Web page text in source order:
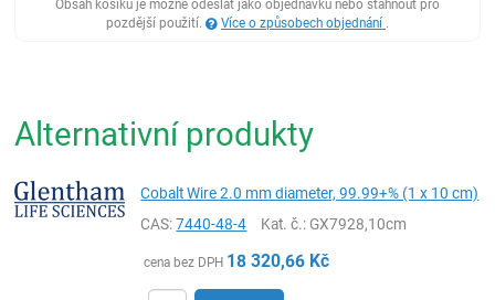
Obsah košíku je možné odeslat jako objednávku nebo stáhnout pro
pozdější použití.
Více o způsobech objednání .
Alternativní produkty
Cobalt Wire 2.0 mm diameter, 99.99+% (1 x 10 cm)
CAS:7440-48-4 Kat. č.: GX7928,10cm
cena bez DPH 18 320,66 Kč